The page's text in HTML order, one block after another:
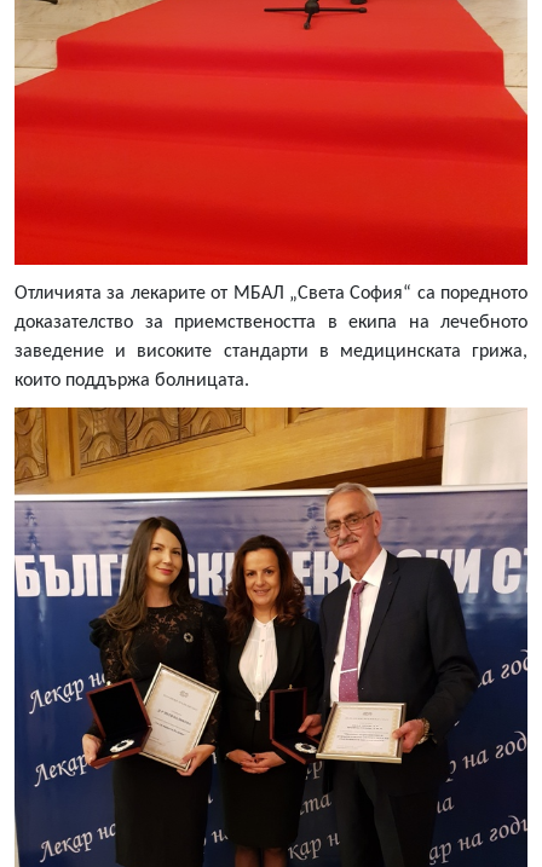
Отличията за лекарите от МБАЛ „Света София“ са поредното
доказателство за приемствеността в екипа на лечебното
заведение и високите стандарти в медицинската грижа,
които поддържа болницата.